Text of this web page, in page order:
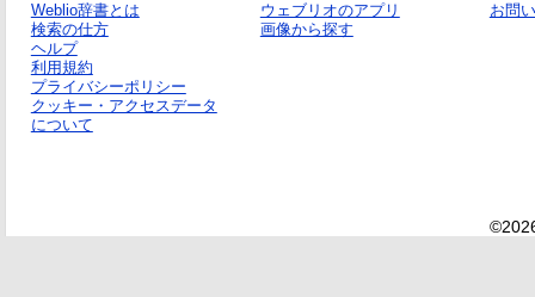
Weblio辞書とは
検索の仕方
ヘルプ
利用規約
プライバシーポリシー
クッキー・アクセスデータ
について
ウェブリオのアプリ
画像から探す
お問